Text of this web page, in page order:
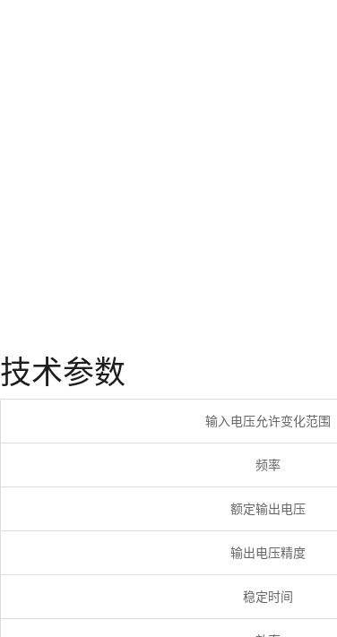
技术参数
输入电压允许变化范围
频率
额定输出电压
输出电压精度
稳定时间